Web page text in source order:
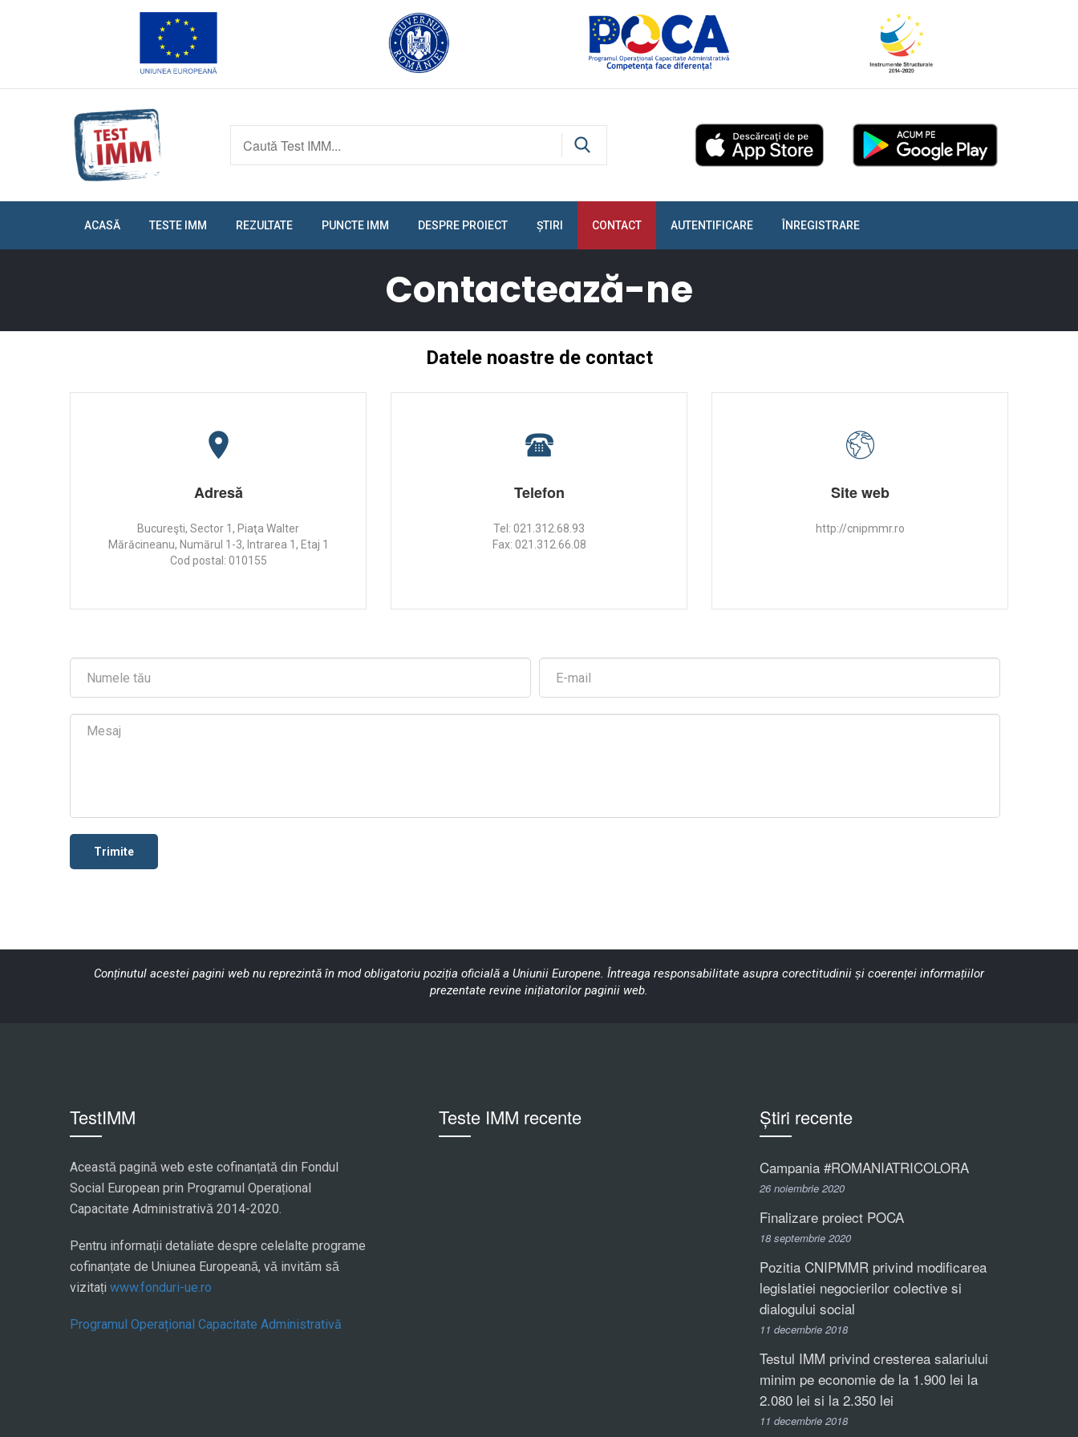
ACASĂ TESTE IMM REZULTATE PUNCTE IMM DESPRE PROIECT ȘTIRI CONTACT AUTENTIFICARE ÎNREGISTRARE
Contactează-ne
Datele noastre de contact
Adresă
Bucureşti, Sector 1, Piaţa Walter
Mărăcineanu, Numărul 1-3, Intrarea 1, Etaj 1
Cod postal: 010155
Telefon
Tel: 021.312.68.93
Fax: 021.312.66.08
Site web
http://cnipmmr.ro
Trimite
Conținutul acestei pagini web nu reprezintă în mod obligatoriu poziția oficială a Uniunii Europene. Întreaga responsabilitate asupra corectitudinii și coerenței informațiilor
prezentate revine inițiatorilor paginii web.
TestIMM
Această pagină web este cofinanțată din Fondul
Social European prin Programul Operațional
Capacitate Administrativă 2014-2020.
Pentru informații detaliate despre celelalte programe
cofinanțate de Uniunea Europeană, vă invităm să
vizitați www.fonduri-ue.ro
Programul Operațional Capacitate Administrativă
Teste IMM recente Știri recente
Campania #ROMANIATRICOLORA
26 noiembrie 2020
Finalizare proiect POCA
18 septembrie 2020
Pozitia CNIPMMR privind modificarea
legislatiei negocierilor colective si
dialogului social
11 decembrie 2018
Testul IMM privind cresterea salariului
minim pe economie de la 1.900 lei la
2.080 lei si la 2.350 lei
11 decembrie 2018